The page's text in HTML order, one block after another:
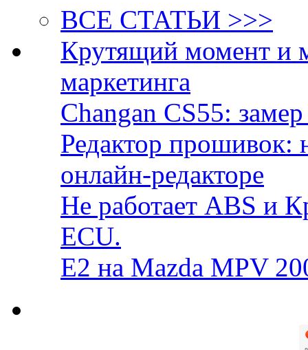
ВСЕ СТАТЬИ >>>
Крутящий момент и
маркетинга
Changan CS55:
Редактор прошивок:
онлайн-редакторе
Не работает ABS и
ECU.
E2 на Mazda MPV